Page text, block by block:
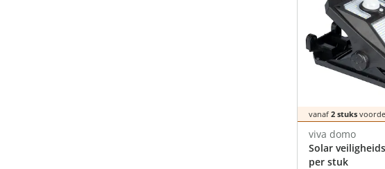
vanaf 2 stuks
viva domo
Solar
per stuk